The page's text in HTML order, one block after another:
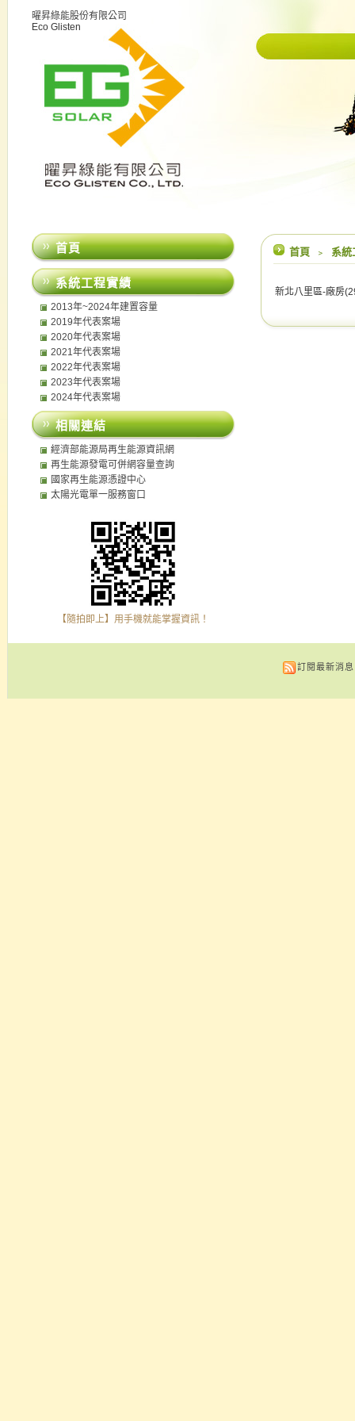
曜昇綠能股份有限公司
Eco Glisten
首頁 ﹥ 系
新北八里區-廠房
首頁
系統工程實績
2013年~2024年建置容量
2019年代表案場
2020年代表案場
2021年代表案場
2022年代表案場
2023年代表案場
2024年代表案場
相關連結
經濟部能源局再生能源資訊網
再生能源發電可併網容量查詢
國家再生能源憑證中心
太陽光電單一服務窗口
【隨拍即上】用手機就能掌握資訊！
訂閱最新消息